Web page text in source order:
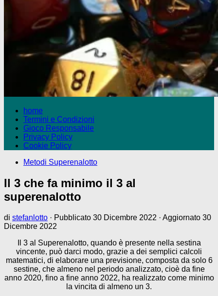
home
Termini e Condizioni
Gioco Responsabile
Privacy Policy
Cookie Policy
Metodi Superenalotto
Il 3 che fa minimo il 3 al
superenalotto
di stefanlotto · Pubblicato 30 Dicembre 2022 · Aggiornato 30
Dicembre 2022
Il 3 al Superenalotto, quando è presente nella sestina
vincente, può darci modo, grazie a dei semplici calcoli
matematici, di elaborare una previsione, composta da solo 6
sestine, che almeno nel periodo analizzato, cioè da fine
anno 2020, fino a fine anno 2022, ha realizzato come minimo
la vincita di almeno un 3.